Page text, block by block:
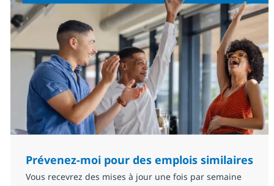
Prévenez-moi pour des emplois similaires
Vous recevrez des mises à jour une fois par semaine